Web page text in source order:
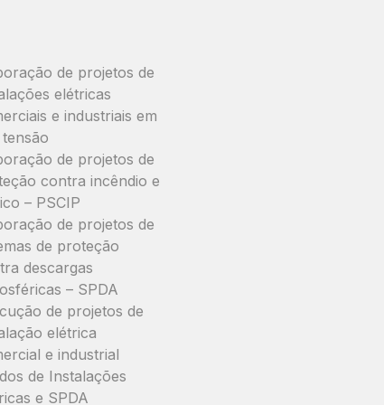
de projetos de
elétricas
e industriais em
de projetos de
contra incêndio e
– PSCIP
de projetos de
de proteção
descargas
– SPDA
de projetos de
elétrica
e industrial
de Instalações
e SPDA